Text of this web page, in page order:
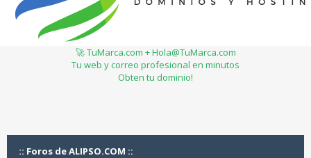
🚀 TuMarca.com + Hola@TuMarca.com
Tu web y correo profesional en minutos
Obten tu dominio!
:: Foros de ALIPSO.COM ::